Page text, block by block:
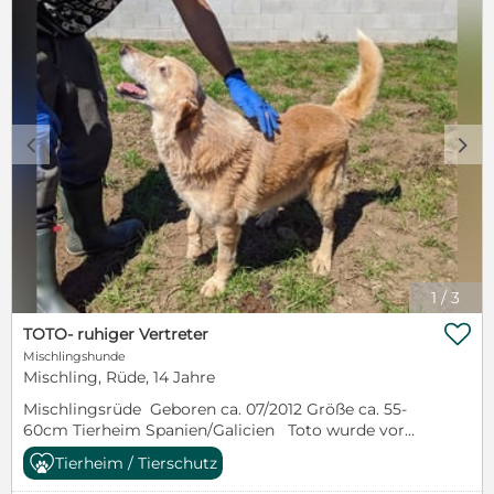
Welpeneinmaleins erlernen, aber das bekommt er
sicherlich schnell hin. Sky wird ausgewachsen
mittelgross-gross werden. Für Sky suchen wir nun
eine liebe Familie, die dem hübschen Kerl mit den
tollen Augen, die Welt zeigen und noch viel mit ihm
erleben möchte. Natürlich sollte man sich bewusst
sein, dass ein Welpe auch noch einiges an Arbeit mit
sich bringt. Sky ist bei seiner Ausreise geimpft,
entwurmt, gechipt und hat auch einen EU-
Heimtierausweis.
1 / 3
c d
TOTO- ruhiger Vertreter
Mischlingshunde
Mischling, Rüde, 14 Jahre
Mischlingsrüde Geboren ca. 07/2012 Größe ca. 55-
60cm Tierheim Spanien/Galicien Toto wurde vor
einiger Zeit alleine auf dem Land gefunden und kam
so ins Tierheim. Toto ist ein eher ruhiger Vertreter,

Tierheim / Tierschutz